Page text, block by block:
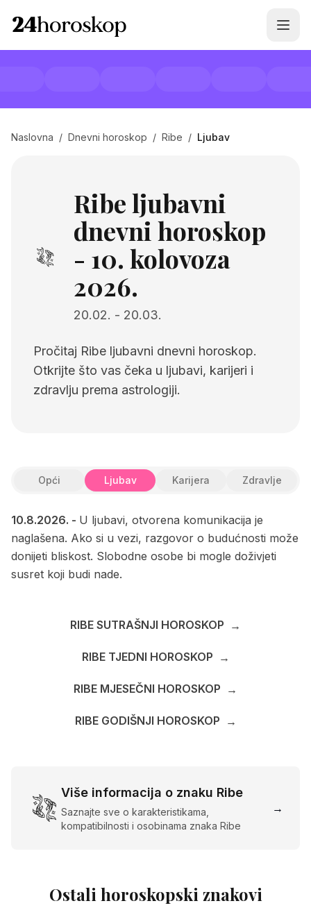
Naslovna / Dnevni horoskop / Ribe / Ljubav
Ribe ljubavni
dnevni horoskop
- 10. kolovoza
2026.
20.02. - 20.03.
Pročitaj Ribe ljubavni dnevni horoskop.
Otkrijte što vas čeka u ljubavi, karijeri i
zdravlju prema astrologiji.
Opći Ljubav Karijera Zdravlje
10.8.2026. - U ljubavi, otvorena komunikacija je
naglašena. Ako si u vezi, razgovor o budućnosti može
donijeti bliskost. Slobodne osobe bi mogle doživjeti
susret koji budi nade.
RIBE SUTRAŠNJI HOROSKOP →
RIBE TJEDNI HOROSKOP →
RIBE MJESEČNI HOROSKOP →
RIBE GODIŠNJI HOROSKOP →
Više informacija o znaku Ribe
Saznajte sve o karakteristikama,
kompatibilnosti i osobinama znaka Ribe
→
Ostali horoskopski znakovi